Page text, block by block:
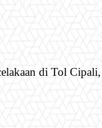
di Tol Cipali,